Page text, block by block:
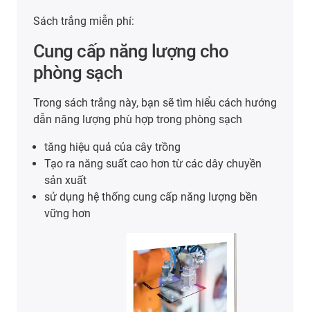
Sách trắng miễn phí:
Cung cấp năng lượng cho
phòng sạch
Trong sách trắng này, bạn sẽ tìm hiểu cách hướng
dẫn năng lượng phù hợp trong phòng sạch
tăng hiệu quả của cây trồng
Tạo ra năng suất cao hơn từ các dây chuyền
sản xuất
sử dụng hệ thống cung cấp năng lượng bền
vững hơn